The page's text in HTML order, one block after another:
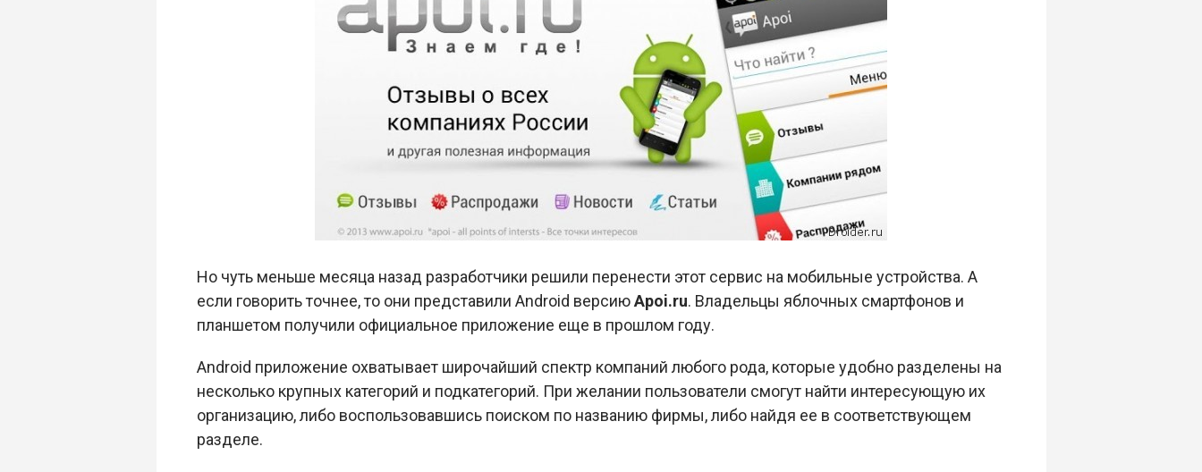
Но чуть меньше месяца назад разработчики решили перенести этот сервис на мобильные устройства. А
если говорить точнее, то они представили Android версиюApoi.ru. Владельцы яблочных смартфонов и
планшетом получили официальное приложение еще в прошлом году.
Android приложение охватывает широчайший спектр компаний любого рода, которые удобно разделены на
несколько крупных категорий и подкатегорий. При желании пользователи смогут найти интересующую их
организацию, либо воспользовавшись поиском по названию фирмы, либо найдя ее в соответствующем
разделе.